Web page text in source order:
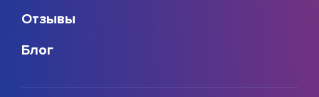
Отзывы
Блог